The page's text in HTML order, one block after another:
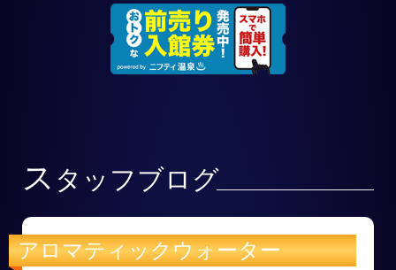
ス タッフブログ
アロマティックウォーター